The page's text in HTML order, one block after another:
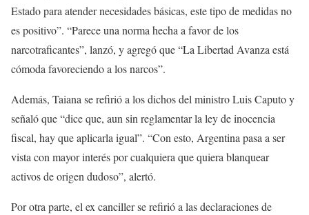
Estado para atender necesidades básicas, este tipo de medidas no
es positivo”. “Parece una norma hecha a favor de los
narcotraficantes”, lanzó, y agregó que “La Libertad Avanza está
cómoda favoreciendo a los narcos”.
Además, Taiana se refirió a los dichos del ministro Luis Caputo y
señaló que “dice que, aun sin reglamentar la ley de inocencia
fiscal, hay que aplicarla igual”. “Con esto, Argentina pasa a ser
vista con mayor interés por cualquiera que quiera blanquear
activos de origen dudoso”, alertó.
Por otra parte, el ex canciller se refirió a las declaraciones de